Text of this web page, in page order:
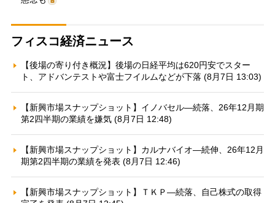
フィスコ経済ニュース
【後場の寄り付き概況】後場の日経平均は620円安でスター
ト、アドバンテストや富士フイルムなどが下落 (8月7日 13:03)
【新興市場スナップショット】イノバセル—続落、26年12月期
第2四半期の業績を嫌気 (8月7日 12:48)
【新興市場スナップショット】カルナバイオ—続伸、26年12月
期第2四半期の業績を発表 (8月7日 12:46)
【新興市場スナップショット】ＴＫＰ—続落、自己株式の取得